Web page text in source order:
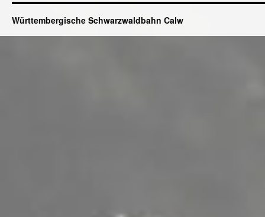
Württembergische Schwarzwaldbahn Calw